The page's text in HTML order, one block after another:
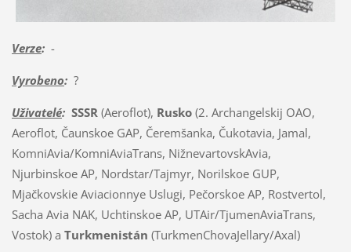
Verze:-
Vyrobeno:?
Uživatelé: SSSR(Aeroflot), Rusko (2. Archangelskij OAO,
Aeroflot, Čaunskoe GAP, Čeremšanka, Čukotavia, Jamal,
KomniAvia/KomniAviaTrans, NižnevartovskAvia,
Njurbinskoe AP, Nordstar/Tajmyr, Norilskoe GUP,
Mjačkovskie Aviacionnye Uslugi, Pečorskoe AP, Rostvertol,
Sacha Avia NAK, Uchtinskoe AP, UTAir/TjumenAviaTrans,
Vostok) a Turkmenistán (TurkmenChovaJellary/Axal)